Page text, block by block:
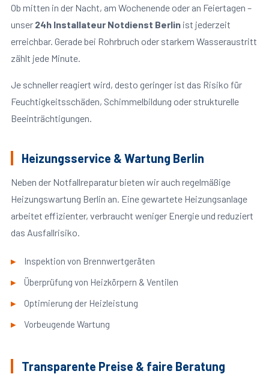
Ob mitten in der Nacht, am Wochenende oder an Feiertagen –
unser 24h Installateur Notdienst Berlinist jederzeit
erreichbar. Gerade bei Rohrbruch oder starkem Wasseraustritt
zählt jede Minute.
Je schneller reagiert wird, desto geringer ist das Risiko für
Feuchtigkeitsschäden, Schimmelbildung oder strukturelle
Beeinträchtigungen.
Heizungsservice & Wartung Berlin
Neben der Notfallreparatur bieten wir auch regelmäßige
Heizungswartung Berlin an. Eine gewartete Heizungsanlage
arbeitet effizienter, verbraucht weniger Energie und reduziert
das Ausfallrisiko.
Inspektion von Brennwertgeräten
Überprüfung von Heizkörpern & Ventilen
Optimierung der Heizleistung
Vorbeugende Wartung
Transparente Preise & faire Beratung